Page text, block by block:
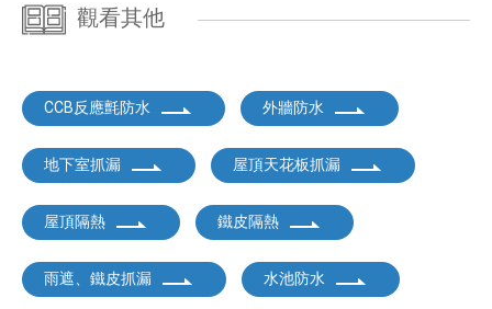
觀看其他
CCB反應氈防水 外牆防水
地下室抓漏 屋頂天花板抓漏
屋頂隔熱 鐵皮隔熱
雨遮、鐵皮抓漏 水池防水